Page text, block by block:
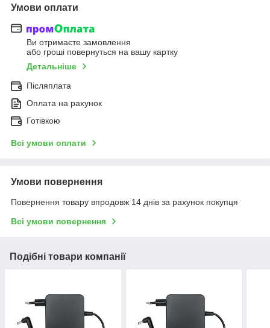
Умови оплати
Ви отримаєте замовлення
або гроші повернуться на вашу картку
Детальніше
Післяплата
Оплата на рахунок
Готівкою
Всі умови оплати
Умови повернення
Повернення товару впродовж 14 днів за рахунок покупця
Всі умови повернення
Подібні товари компанії